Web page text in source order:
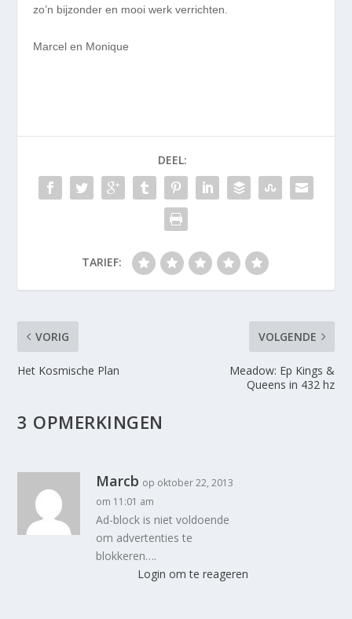
zo’n bijzonder en mooi werk verrichten.
Marcel en Monique
DEEL:
TARIEF:
VORIG
Het Kosmische Plan
VOLGENDE
Meadow: Ep Kings &
Queens in 432 hz
3 OPMERKINGEN
Marcb op oktober 22, 2013
om 11:01 am
Ad-block is niet voldoende
om advertenties te
blokkeren….
Login om te reageren